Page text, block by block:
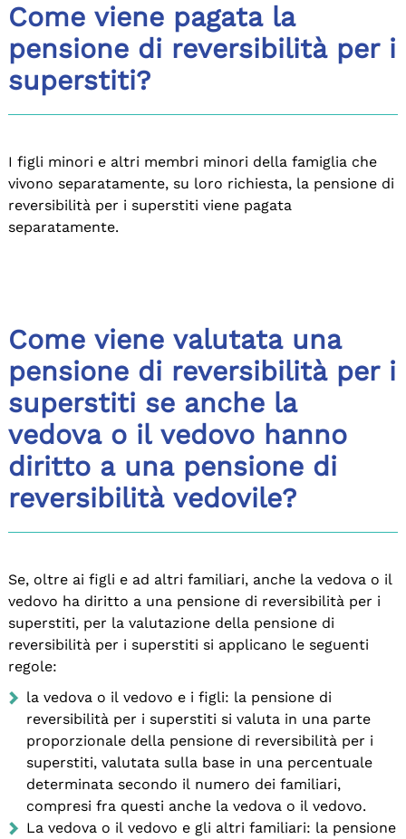
Come viene pagata la
pensione di reversibilità per i
superstiti?
I figli minori e altri membri minori della famiglia che
vivono separatamente, su loro richiesta, la pensione di
reversibilità per i superstiti viene pagata
separatamente.
Come viene valutata una
pensione di reversibilità per i
superstiti se anche la
vedova o il vedovo hanno
diritto a una pensione di
reversibilità vedovile?
Se, oltre ai figli e ad altri familiari, anche la vedova o il
vedovo ha diritto a una pensione di reversibilità per i
superstiti, per la valutazione della pensione di
reversibilità per i superstiti si applicano le seguenti
regole:
la vedova o il vedovo e i figli: la pensione di
reversibilità per i superstiti si valuta in una parte
proporzionale della pensione di reversibilità per i
superstiti, valutata sulla base in una percentuale
determinata secondo il numero dei familiari,
compresi fra questi anche la vedova o il vedovo.
La vedova o il vedovo e gli altri familiari: la pensione